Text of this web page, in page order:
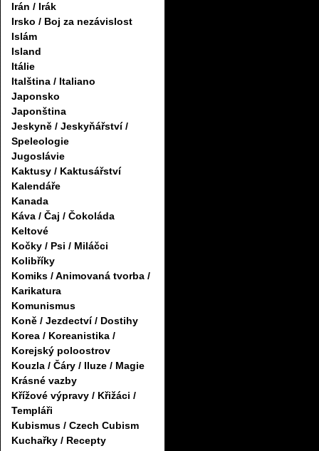
Irán / Irák
Irsko / Boj za nezávislost
Islám
Island
Itálie
Italština / Italiano
Japonsko
Japonština
Jeskyně / Jeskyňářství /
Speleologie
Jugoslávie
Kaktusy / Kaktusářství
Kalendáře
Kanada
Káva / Čaj / Čokoláda
Keltové
Kočky / Psi / Miláčci
Kolibříky
Komiks / Animovaná tvorba /
Karikatura
Komunismus
Koně / Jezdectví / Dostihy
Korea / Koreanistika /
Korejský poloostrov
Kouzla / Čáry / Iluze / Magie
Krásné vazby
Křížové výpravy / Křižáci /
Templáři
Kubismus / Czech Cubism
Kuchařky / Recepty